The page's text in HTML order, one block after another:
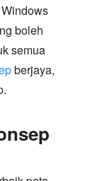
boleh
semua
berjaya,